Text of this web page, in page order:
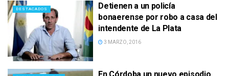
DESTACADOS
Detienen a un policía
bonaerense por robo a casa del
intendente de La Plata
3 MARZO, 2016